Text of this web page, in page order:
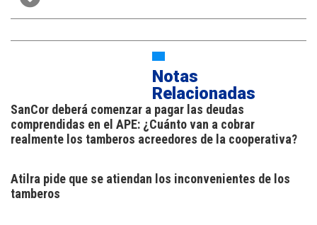
Notas
Relacionadas
SanCor deberá comenzar a pagar las deudas
comprendidas en el APE: ¿Cuánto van a cobrar
realmente los tamberos acreedores de la cooperativa?
Atilra pide que se atiendan los inconvenientes de los
tamberos